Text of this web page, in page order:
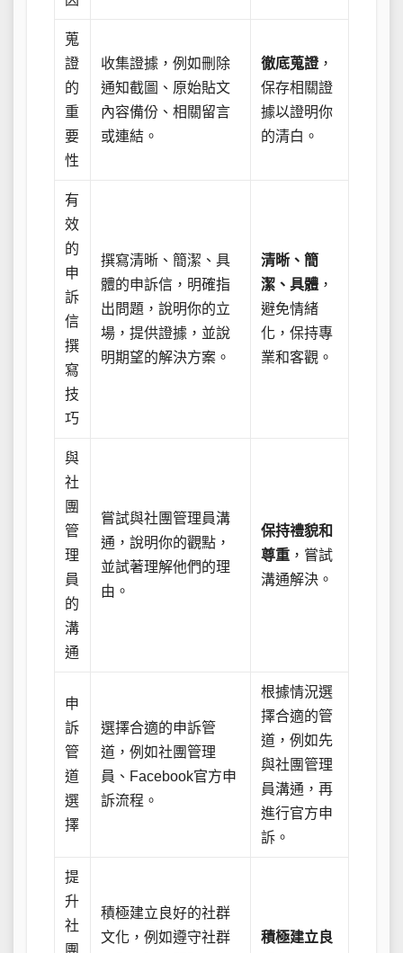
蒐
證
的
重
要
性
收集證據，例如刪除
通知截圖、原始貼文
內容備份、相關留言
或連結。
徹底蒐證 ，
保存相關證
據以證明你
的清白。
有
效
的
申
訴
信
撰
寫
技
巧
撰寫清晰、簡潔、具
體的申訴信，明確指
出問題，說明你的立
場，提供證據，並說
明期望的解決方案。
清晰、簡
潔、具體 ，
避免情緒
化，保持專
業和客觀。
與
社
團
管
理
員
的
溝
通
嘗試與社團管理員溝
通，說明你的觀點，
並試著理解他們的理
由。
保持禮貌和
尊重 ，嘗試
溝通解決。
申
訴
管
道
選
擇
選擇合適的申訴管
道，例如社團管理
員、Facebook官方申
訴流程。
根據情況選
擇合適的管
道，例如先
與社團管理
員溝通，再
進行官方申
訴。
提
升
社
團
積極建立良好的社群
文化，例如遵守社群
積極建立良